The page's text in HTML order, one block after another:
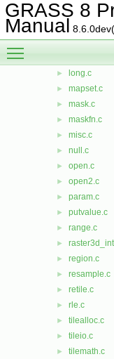
GRASS 8
Manual
► history.c
► index.c
► intio.c
► long.c
► mapset.c
► mask.c
► maskfn.c
► misc.c
► null.c
► open.c
► open2.c
► param.c
► putvalue.c
► range.c
►
► region.c
► resample.c
► retile.c
► rle.c
► tilealloc.c
► tileio.c
► tilemath.c